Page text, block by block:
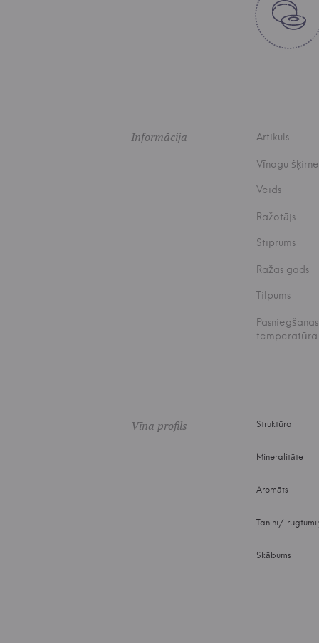
Informācija Artikuls
Vīnogu šķirne
Veids
Ražotājs
Stiprums
Ražas gads
Tilpums
Pasniegšanas
temperatūra
Vīna profils Struktūra
Mineralitāte
Aromāts
Tanīni/
Skābums